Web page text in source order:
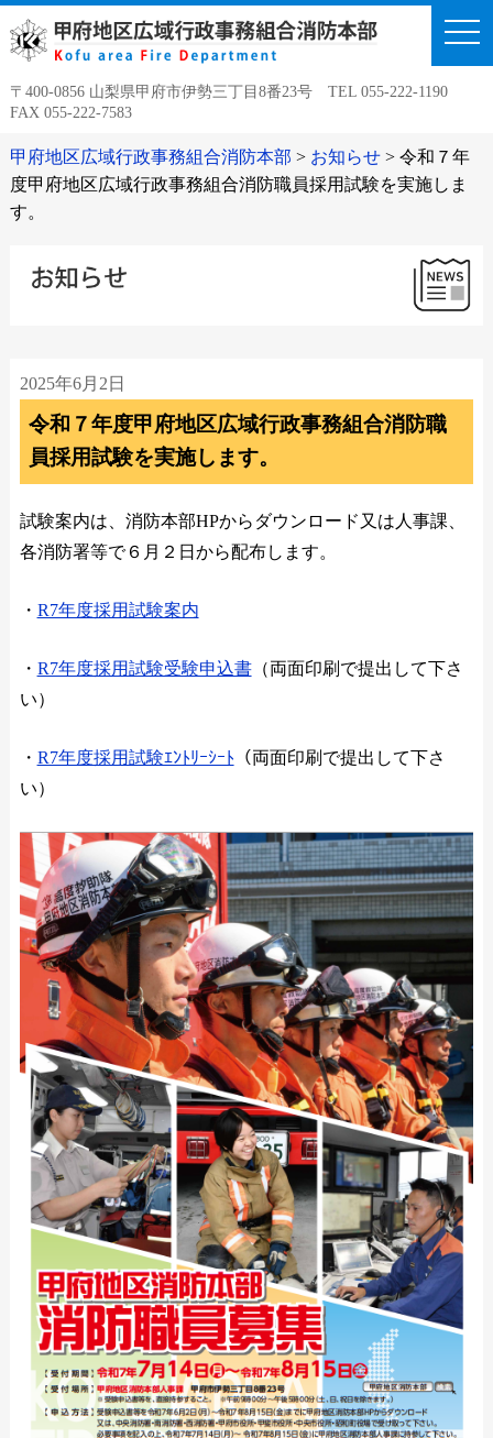
〒400-0856 山梨県甲府市伊勢三丁目8番23号 TEL 055-222-1190
FAX 055-222-7583
甲府地区広域行政事務組合消防本部 > お知らせ> 令和７年
度甲府地区広域行政事務組合消防職員採用試験を実施しま
す。
2025年6月2日
令和７年度甲府地区広域行政事務組合消防職
員採用試験を実施します。
試験案内は、消防本部HPからダウンロード又は人事課、
各消防署等で６月２日から配布します。
・ R7年度採用試験案内
・ R7年度採用試験受験申込書（両面印刷で提出して下さ
い）
・ R7年度採用試験ｴﾝﾄﾘｰｼｰﾄ （両面印刷で提出して下さ
い）